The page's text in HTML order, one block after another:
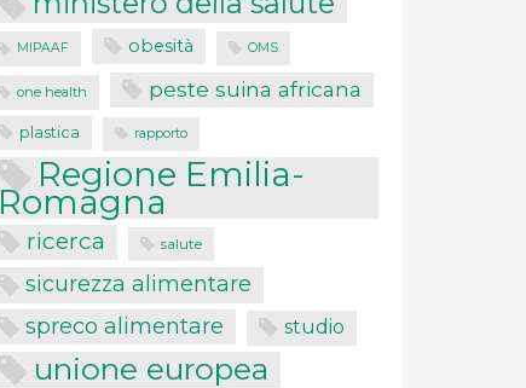
MIPAAF obesità OMS
one health peste suina africana
plastica rapporto
Regione Emilia-
Romagna
ricerca salute
sicurezza alimentare
spreco alimentare studio
unione europea